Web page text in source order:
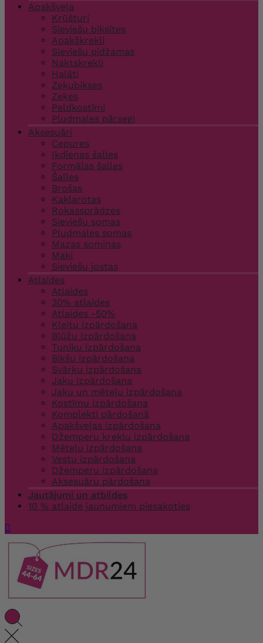
Apakšveļa
Krūšturi
Sieviešu biksītes
Apakškrekli
Sieviešu pidžamas
Naktskrekli
Halāti
Zeķubikses
Zeķes
Peldkostīmi
Pludmales pārsegi
Aksesuāri
Cepures
Ikdienas šalles
Formālas šalles
Šalles
Brošas
Kaklarotas
Rokassprādzes
Sieviešu somas
Pludmales somas
Mazas somiņas
Maki
Sieviešu jostas
Atlaides
Atlaides
30% atlaides
Atlaides -50%
Kleitu izpārdošana
Blūžu izpārdošana
Tuniku izpārdošana
Bikšu izpārdošana
Svārku izpārdošana
Jaku izpārdošana
Jaku un mēteļu izpārdošana
Kostīmu izpārdošana
Komplekti pārdošanā
Apakšveļas izpārdošana
Džemperu kreklu izpārdošana
Mēteļu izpārdošana
Vestu izpārdošana
Džemperu izpārdošana
Aksesuāru pārdošana
Jautājumi un atbildes
10 % atlaide jaunumiem piesakoties
